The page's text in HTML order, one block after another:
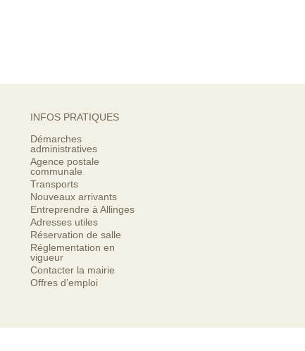
INFOS PRATIQUES
Démarches
administratives
Agence postale
communale
Transports
Nouveaux arrivants
Entreprendre à Allinges
Adresses utiles
Réservation de salle
Réglementation en
vigueur
Contacter la mairie
Offres d’emploi